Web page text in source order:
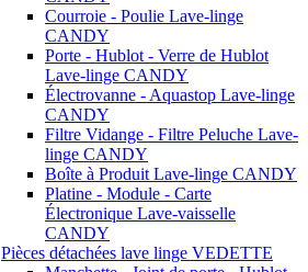
Courroie - Poulie Lave-linge
CANDY
Porte - Hublot - Verre de Hublot
Lave-linge CANDY
Électrovanne - Aquastop Lave-linge
CANDY
Filtre Vidange - Filtre Peluche Lave-
linge CANDY
Boîte à Produit Lave-linge CANDY
Platine - Module - Carte
Électronique Lave-vaisselle
CANDY
Pièces détachées lave linge VEDETTE